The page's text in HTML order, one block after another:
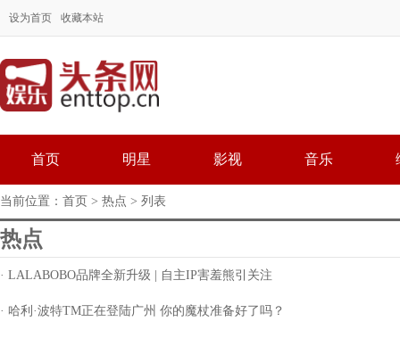
设为首页 收藏本站
首页 明星 影视 音乐
当前位置： 首页 > 热点 > 列表
热点
· LALABOBO品牌全新升级 | 自主IP害羞熊引关注
· 哈利·波特TM正在登陆广州 你的魔杖准备好了吗？